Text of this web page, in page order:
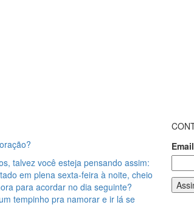
talvez você esteja pensando assim:
em plena sexta-feira à noite, cheio
para acordar no dia seguinte?
tempinho pra namorar e ir lá se
Email